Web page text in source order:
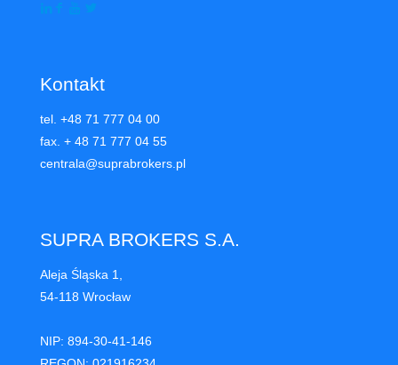
Kontakt
tel. +48 71 777 04 00
fax. + 48 71 777 04 55
centrala@suprabrokers.pl
SUPRA BROKERS S.A.
Aleja Śląska 1,
54-118 Wrocław
NIP: 894-30-41-146